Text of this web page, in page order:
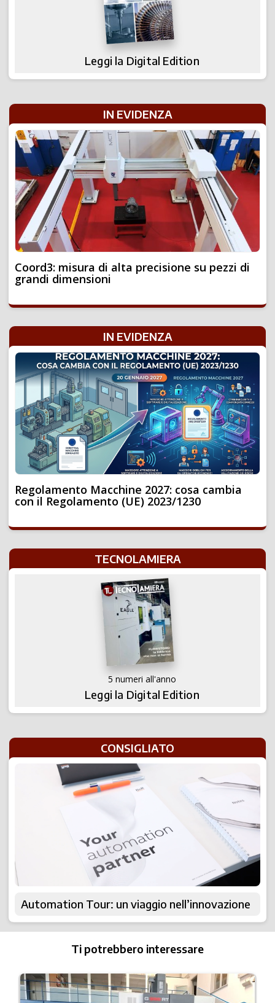
Leggi la Digital Edition
IN EVIDENZA
Coord3: misura di alta precisione su pezzi di
grandi dimensioni
IN EVIDENZA
Regolamento Macchine 2027: cosa cambia
con il Regolamento (UE) 2023/1230
TECNOLAMIERA
5 numeri all'anno
Leggi la Digital Edition
CONSIGLIATO
Automation Tour: un viaggio nell’innovazione
Ti potrebbero interessare